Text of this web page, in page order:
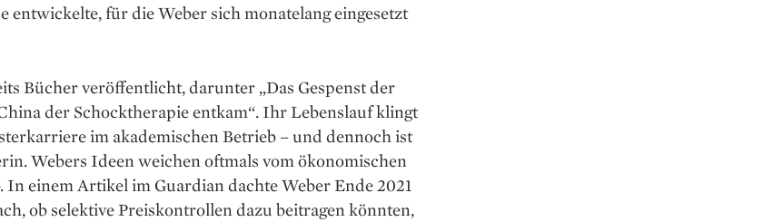
entwickelte, für die Weber sich monatelang eingesetzt
Bücher veröffentlicht, darunter „Das Gespenst der
der Schocktherapie entkam“. Ihr Lebenslauf klingt
im akademischen Betrieb – und dennoch ist
Webers Ideen weichen oftmals vom ökonomischen
In einem Artikel im Guardian dachte Weber Ende 2021
ob selektive Preiskontrollen dazu beitragen könnten,